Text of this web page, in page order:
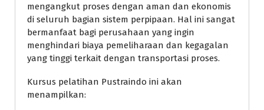
mengangkut proses dengan aman dan ekonomis
di seluruh bagian sistem perpipaan. Hal ini sangat
bermanfaat bagi perusahaan yang ingin
menghindari biaya pemeliharaan dan kegagalan
yang tinggi terkait dengan transportasi proses.
Kursus pelatihan Pustraindo ini akan
menampilkan: